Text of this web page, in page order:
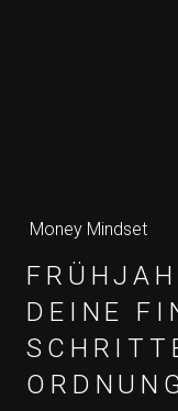
Money Mindset
DEINE